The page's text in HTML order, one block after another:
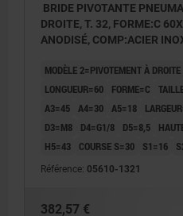
BRIDE PIVOTANTE
DROITE, T. 32, FORME:C
ANODISÉ, COMP:ACIER
MODÈLE 2=PIVOTEMENT À DROITE
LONGUEUR=60
FORME=C
A3=45 A4=30 A5=18
D3=M8
D4=G1/8 D5=8,5
H5=43
COURSE S=30 S1=16
Référence: 05610-1321
382,57 €